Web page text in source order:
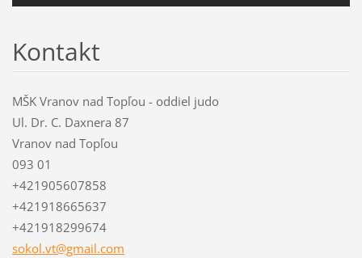
Kontakt
MŠK Vranov nad Topľou - oddiel judo
Ul. Dr. C. Daxnera 87
Vranov nad Topľou
093 01
+421905607858
+421918665637
+421918299674
sokol.vt@gmail.com